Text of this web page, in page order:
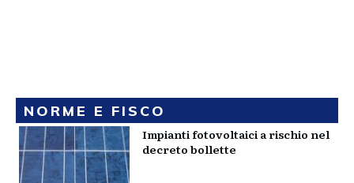
NORME E FISCO
Impianti fotovoltaici a rischio nel
decreto bollette